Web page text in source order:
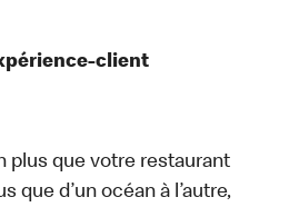
client
plus que votre restaurant
que d’un océan à l’autre,